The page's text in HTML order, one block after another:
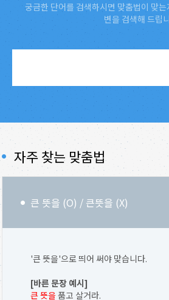
궁금한 단어를 검색하시면 맞춤법이 맞
변을 검색해 드립
자주 찾는 맞춤법
큰 뜻을 (O) / 큰뜻을 (X)
'큰 뜻을'으로 띄어 써야 맞습니다.
[바른 문장 예시]
큰 뜻을품고 살거라.